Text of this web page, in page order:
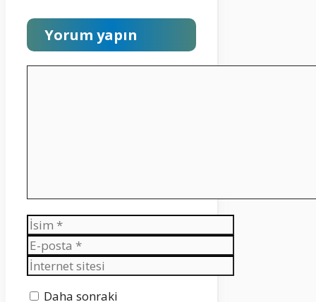
Yorum yapın
İsim
E-
posta
İnternet
sitesi
Daha sonraki